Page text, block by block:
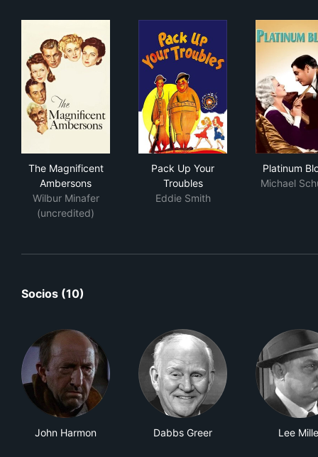
The Magnificent
Ambersons
Wilbur Minafer
(uncredited)
Pack Up Your
Troubles
Eddie Smith
Platinum
Michael
Socios (10)
John Harmon Dabbs Greer Lee